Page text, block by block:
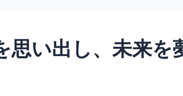
思い出し、未来を